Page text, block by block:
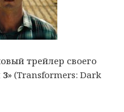
трейлер своего
» (Transformers: Dark